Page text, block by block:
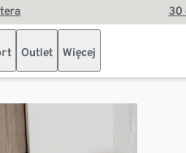
30
Outlet Więcej